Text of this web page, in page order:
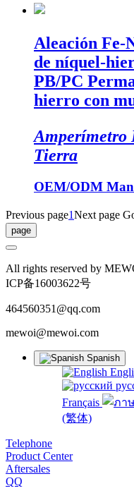
Aleación Fe-
de níquel-
PB/PC
hierro con
Amperímetro
Tierra
OEM/ODM
Previous page1Next page
All rights reserved by
ICP备16003622号
464560351@qq.com
mewoi@mewoi.com
Spanish
Français
(繁体)
Telephone
Product Center
Aftersales
QQ